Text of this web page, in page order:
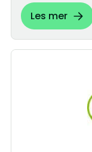
Les mer